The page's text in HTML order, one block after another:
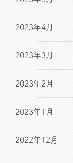
2023年4月
2023年3月
2023年2月
2023年1月
2022年12月